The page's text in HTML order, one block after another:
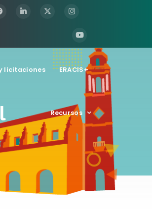
licitaciones ERACIS+
Recursos